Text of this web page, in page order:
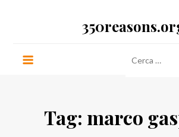
per:
Tag: marco